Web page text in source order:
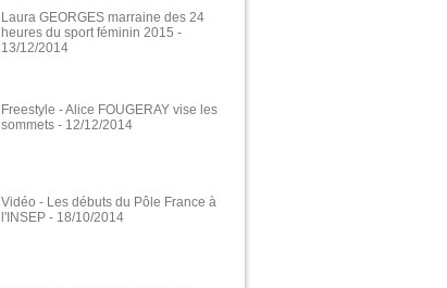
Laura GEORGES marraine des 24
heures du sport féminin 2015 -
13/12/2014
Freestyle - Alice FOUGERAY vise les
sommets - 12/12/2014
Vidéo - Les débuts du Pôle France à
l'INSEP - 18/10/2014